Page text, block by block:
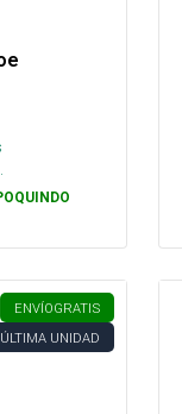
ENVÍOGRATIS
ÚLTIMA UNIDAD